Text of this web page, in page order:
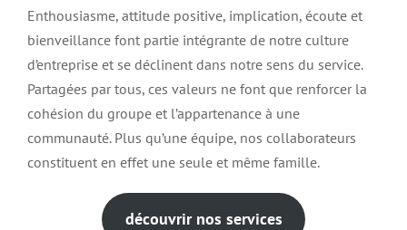
Enthousiasme, attitude positive, implication, écoute et
bienveillance font partie intégrante de notre culture
d’entreprise et se déclinent dans notre sens du service.
Partagées par tous, ces valeurs ne font que renforcer la
cohésion du groupe et l’appartenance à une
communauté. Plus qu’une équipe, nos collaborateurs
constituent en effet une seule et même famille.
découvrir nos services